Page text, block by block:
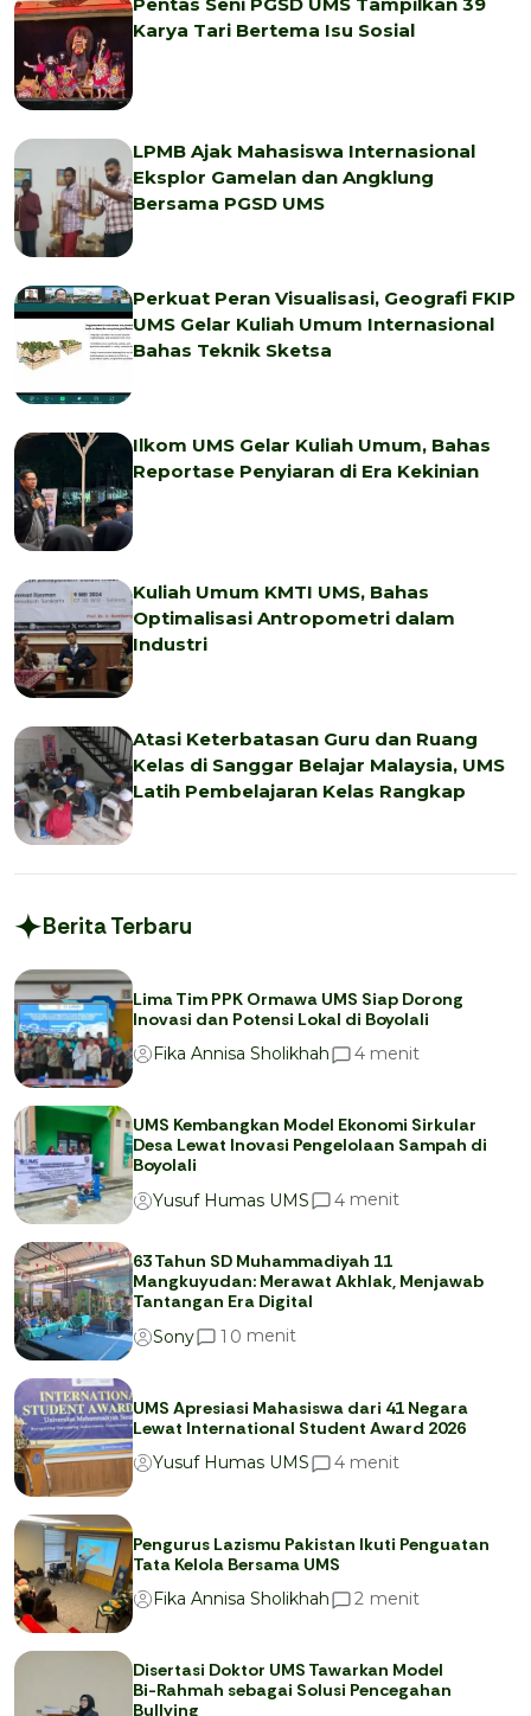
Karya Tari Bertema Isu Sosial
LPMB Ajak Mahasiswa Internasional
Eksplor Gamelan dan Angklung
Bersama PGSD UMS
Perkuat Peran Visualisasi, Geografi FKIP
UMS Gelar Kuliah Umum Internasional
Bahas Teknik Sketsa
Ilkom UMS Gelar Kuliah Umum, Bahas
Reportase Penyiaran di Era Kekinian
Kuliah Umum KMTI UMS, Bahas
Optimalisasi Antropometri dalam
Industri
Atasi Keterbatasan Guru dan Ruang
Kelas di Sanggar Belajar Malaysia, UMS
Latih Pembelajaran Kelas Rangkap
Berita Terbaru
Lima Tim PPK Ormawa UMS Siap Dorong
Inovasi dan Potensi Lokal di Boyolali
Fika Annisa Sholikhah
4 menit
UMS Kembangkan Model Ekonomi Sirkular
Desa Lewat Inovasi Pengelolaan Sampah di
Boyolali
Yusuf Humas UMS
4 menit
63 Tahun SD Muhammadiyah 11
Mangkuyudan: Merawat Akhlak, Menjawab
Tantangan Era Digital
Sony
1 0 menit
UMS Apresiasi Mahasiswa dari 41 Negara
Lewat International Student Award 2026
Yusuf Humas UMS
4 menit
Pengurus Lazismu Pakistan Ikuti Penguatan
Tata Kelola Bersama UMS
Fika Annisa Sholikhah
2 menit
Disertasi Doktor UMS Tawarkan Model
Bi-Rahmah sebagai Solusi Pencegahan
Bullying